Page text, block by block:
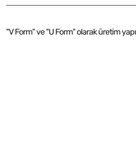
"V Form" ve "U Form" olarak üretim